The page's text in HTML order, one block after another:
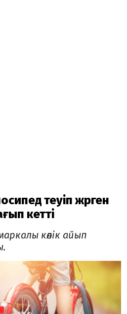
теуіп жүрген
кетті
көлік айып